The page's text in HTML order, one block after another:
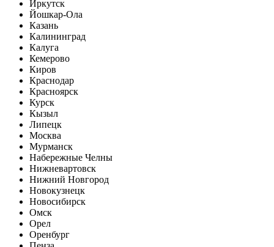
Иркутск
Йошкар-Ола
Казань
Калининград
Калуга
Кемерово
Киров
Краснодар
Красноярск
Курск
Кызыл
Липецк
Москва
Мурманск
Набережные Челны
Нижневартовск
Нижний Новгород
Новокузнецк
Новосибирск
Омск
Орел
Оренбург